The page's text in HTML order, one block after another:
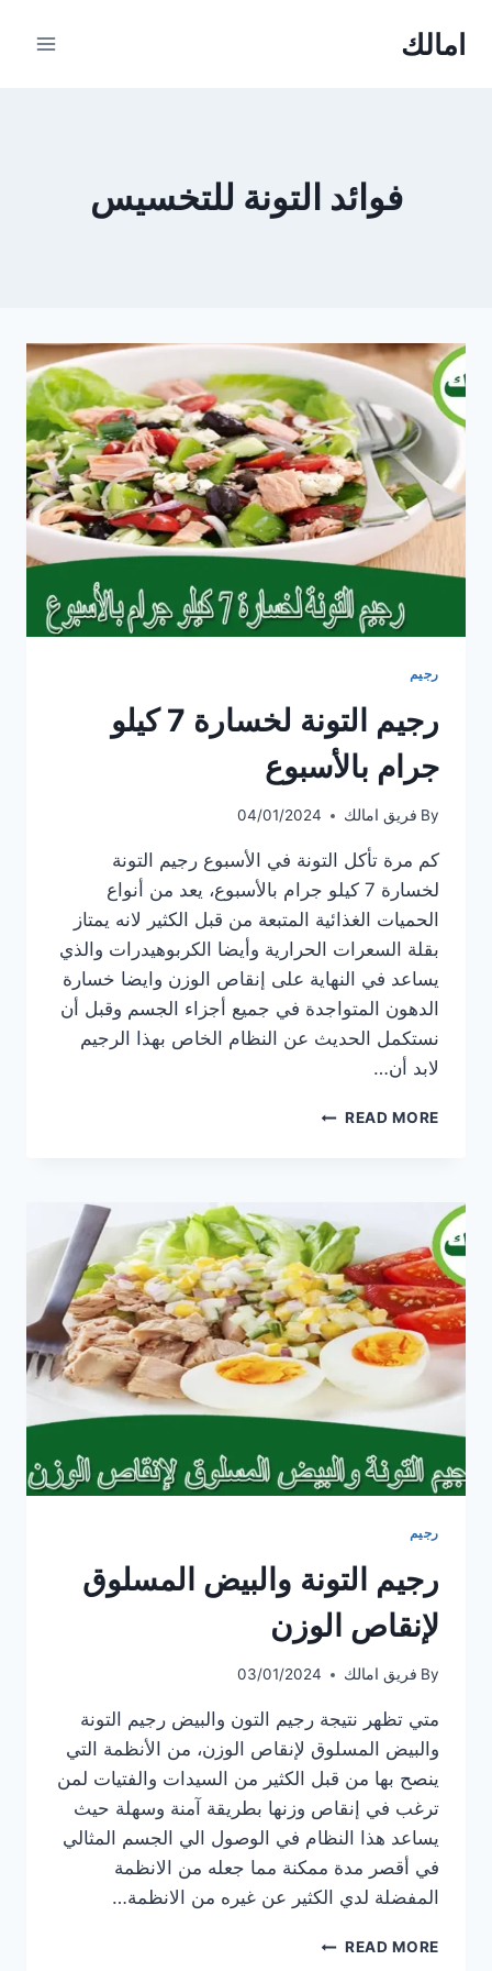
امالك
فوائد التونة للتخسيس
رجيم
رجيم التونة لخسارة 7 كيلو
جرام بالأسبوع
By فريق امالك 04/01/2024
كم مرة تأكل التونة في الأسبوع رجيم التونة
لخسارة 7 كيلو جرام بالأسبوع، يعد من أنواع
الحميات الغذائية المتبعة من قبل الكثير لانه يمتاز
بقلة السعرات الحرارية وأيضا الكربوهيدرات والذي
يساعد في النهاية على إنقاص الوزن وايضا خسارة
الدهون المتواجدة في جميع أجزاء الجسم وقبل أن
نستكمل الحديث عن النظام الخاص بهذا الرجيم
لابد أن…
READ MOREرجيم
جرام
بالأسبوع
رجيم
رجيم التونة والبيض المسلوق
لإنقاص الوزن
By فريق امالك 03/01/2024
متي تظهر نتيجة رجيم التون والبيض رجيم التونة
والبيض المسلوق لإنقاص الوزن، من الأنظمة التي
ينصح بها من قبل الكثير من السيدات والفتيات لمن
ترغب في إنقاص وزنها بطريقة آمنة وسهلة حيث
يساعد هذا النظام في الوصول الي الجسم المثالي
في أقصر مدة ممكنة مما جعله من الانظمة
المفضلة لدي الكثير عن غيره من الانظمة…
READ MOREرجيم